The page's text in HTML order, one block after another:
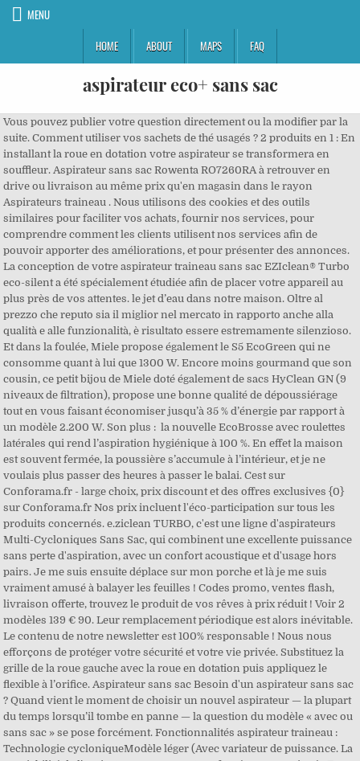
MENU
HOME
ABOUT MAPS FAQ
aspirateur eco+ sans sac
Vous pouvez publier votre question directement ou la modifier par la suite. Comment utiliser vos sachets de thé usagés ? 2 produits en 1 : En installant la roue en dotation votre aspirateur se transformera en souffleur. Aspirateur sans sac Rowenta RO7260RA à retrouver en drive ou livraison au même prix qu'en magasin dans le rayon Aspirateurs traineau . Nous utilisons des cookies et des outils similaires pour faciliter vos achats, fournir nos services, pour comprendre comment les clients utilisent nos services afin de pouvoir apporter des améliorations, et pour présenter des annonces. La conception de votre aspirateur traineau sans sac EZIclean® Turbo eco-silent a été spécialement étudiée afin de placer votre appareil au plus près de vos attentes. le jet d’eau dans notre maison. Oltre al prezzo che reputo sia il miglior nel mercato in rapporto anche alla qualità e alle funzionalità, è risultato essere estremamente silenzioso. Et dans la foulée, Miele propose également le S5 EcoGreen qui ne consomme quant à lui que 1300 W. Encore moins gourmand que son cousin, ce petit bijou de Miele doté également de sacs HyClean GN (9 niveaux de filtration), propose une bonne qualité de dépoussiérage tout en vous faisant économiser jusqu’à 35 % d’énergie par rapport à un modèle 2.200 W. Son plus : la nouvelle EcoBrosse avec roulettes latérales qui rend l’aspiration hygiénique à 100 %. En effet la maison est souvent fermée, la poussière s’accumule à l’intérieur, et je ne voulais plus passer des heures à passer le balai. Cest sur Conforama.fr - large choix, prix discount et des offres exclusives {0} sur Conforama.fr Nos prix incluent l'éco-participation sur tous les produits concernés. e.ziclean TURBO, c'est une ligne d'aspirateurs Multi-Cycloniques Sans Sac, qui combinent une excellente puissance sans perte d'aspiration, avec un confort acoustique et d'usage hors pairs. Je me suis ensuite déplace sur mon porche et là je me suis vraiment amusé à balayer les feuilles ! Codes promo, ventes flash, livraison offerte, trouvez le produit de vos rêves à prix réduit ! Voir 2 modèles 139 € 90. Leur remplacement périodique est alors inévitable. Le contenu de notre newsletter est 100% responsable ! Nous nous efforçons de protéger votre sécurité et votre vie privée. Substituez la grille de la roue gauche avec la roue en dotation puis appliquez le flexible à l’orifice. Aspirateur sans sac Besoin d'un aspirateur sans sac ? Quand vient le moment de choisir un nouvel aspirateur — la plupart du temps lorsqu’il tombe en panne — la question du modèle « avec ou sans sac » se pose forcément. Fonctionnalités aspirateur traineau : Technologie cycloniqueModèle léger (Avec variateur de puissance. La maniabilité de l’aspirateur sans sac est renforcée par sa poignée Ergo Comfort et son tube télescopique qui s’adapte à tous les gabarits. Économiques, Puissants et Silencieux. Type de brosse aspirateur / nettoyeur : Brosse spéciale animaux. Les gestes naturels pour se débarrasser de l’humidité, La terre de Sommières, terre naturelle détachante, Trucs et astuces : protéger ses canalisations du gel de l’hiver, Produits ménagers : encore trop de substances indésirables et toxiques. Parcourez la sélection ELECTRO DEPOT pour trouver l'aspirateur sans sac pas cher qui vous rendre service jour après jour. Le suceur plat arrive dans tous les recoins de la maison et assure un nettoyage parfait des plinthes sans devoir vous pencher, ou de passer derrière les radiateurs. - Incl. Pas de sachets en papier et, lorsque le bac est sale, je le rince à l’eau chaude pour un maximum d’hygiène. L’aspirateur sans sac est presque devenu la norme chez les particuliers. Malgré la concurrence des aspirateurs robots et des balais rechargeables, l’aspirateur traîneau équipe encore 3 foyers sur 4. Notre système de paiement sécurisé chiffre vos données lors de la transmission. Sélectionnez la section dans laquelle vous souhaitez faire votre recherche. Grande puissance grâce à la technologie multi cyclone : Un puissant moteur de 700 W, associé à la Technologie Multi Cyclone, garantissent un résultat exceptionnel et une aspiration efficace, équivalente à celle d’un aspirateur de 2000 W Le réglage de la puissance d’aspiration par molette rend cet appareil Eco Friendly car non tous les sols nécessitent la même puissance. Aspirateur Eco-Cyclon sans sac avec turbo brosse Proficare PC-BS 3040 Aspirateur Eco-Cyclon sans sac. Dommage qu'il n'y ai pas la place pour ranger les accessoires…. Rowenta, Aspirateur Balai 2-en-1 Avec Aspirateur à Main, Sans Fil, Sans Sac, Autonomie 45 min, 21,6 V, Technologie Cyclonique, Dual Force 2-en-1 RH6751WO 3,9 sur … Achetez votre Aspirateur Sans Sac? Ce modèle n’a rien à envier aux aspirateurs traditionnels, d’autant qu’il possède une brosse Tri-Active et est donc 3 fois plus efficace en un seul passage. Le jet est puissant et efficace. Ultra puissant, ultra pratique, choisissez votre aspirateur sans sac parmi les meilleures marques du marché : Dyson, LG, Phillips, Samsung, Rowenta. 40+ visites aujourd'hui. Merci d’essayer à nouveau. dont 1,20 € d'éco participation. L’aspirateur est léger mais le corps est compact et ne se renverse pas. Il est très puissant et aspire au premier passage les poils de mes chats, soit sur le divan que sur les tapis. VC3800 deviendra votre meilleur allié pour le ménage de toute la maison. Parmi nos articles, choisissez chez Proxi Confort un aspirateur sans sac pour aspirer le salon en toute tranquillité. Soffiatore usato per rimuovere le ragnatele dietro termosifone. L'aspirateur ECO POWER 2.0, séduit tous les utilisateurs par sa maniabilité et sa légèreté avec ses 4,4kg, il vous suivra partout de votre carrelage à votre tapis. Efficacité sol dur : A. Efficacité air rejeté : A. Efficacité tapis et moquette : C. Puissance : 700 watts. Cet aspirateur sans sac Rowenta pèse aussi 8,7 kg et émet un bruit de 75 dB. Voir les 100 premiers en Cuisine et Maison, Traduire tous les commentaires en français, Afficher ou modifier votre historique de navigation, Recyclage (y compris les équipements électriques et électroniques), Annonces basées sur vos centres d’intérêt, 2 en 1 avec Souffleur inclus, Sans sac, écologique classe “A”, Faible consommation, Très silencieux, Singer: 165 ANS DE SAVOIR-CREER, Grande puissance de 700 W - Equivalant à 2.000 W, Grande puissance de 700 W – Equivalant à 2.000 W, Faible consommation : Consommation annuelle de 27,4 KWh/an, Très silencieux ; Niveau sonore inférieur à 78,1 db, Filtre HEPA lavable à l’eau pour un filtrage supplémentaire de l’air – 5 étapes de filtrage, Longueur du tube télescopique réglable entre 47 et 77cm. L’aspirateur sans sac puissant Philips FC9745/09 est un produit très complet pour aspirer différents types de sols avec toujours la même efficacité. Composé à 55 % de matière plastique recyclée et d’autres composants à 92 % recyclables, le modèle Ultrasilencer Green de la célèbre marque Electrolux se montre nettement plus respectueux de l’environnement que ses confrères classiques. Niveau sonore : 69 dB. Performance de nettoyage grâce à la technologie Vortex - 550W; Filtre Hygiène Lifetime sans entretien. À la place, notre système tient compte de facteurs tels que l'ancienneté d'un commentaire et si le commentateur a acheté l'article sur Amazon. Entièrement équipé ou modèle compact pour petits ménages, découvrez une large gamme d'aspirateurs sans sac robustes et hygiéniques. 4 produits naturels pour colorer ses cheveux en douceur, Conseils pour protéger son jardin de la neige, Une majorité de Français pour le remplacement des ours tués par les humains, Aspirateurs écolo : les nouveautés à suivre, Les aspirateurs en mode respectueux de la planète, https://www.consoglobe.com/redacteur/elwina, Lutter contre les tâches – entretien écolo. Cette fonction d'achat continuera à charger des articles lorsque la touche Entrée est enfoncée. Innovants, pratiques, économiques, ces nouveaux modèles d’aspirateurs qui éliminent la poussière et les petites saletés de vos surfaces en respectant davantage la planète sont promis à un avenir prometteur…. la neige, le vent. Compact et très léger, il se range aisément et même dans des espaces réduits. Purtroppo causa lavoro mi trovo spesso la sera a fare pulizie / passare l'aspirapolvere e con questo posso farlo in qualsiasi momento della giornata, senza dover star attenta se qualcuno è ancora a letto o agli orari condominiali!!! Économiques, puissants et silencieux.les multi-cycloniques sans sac eziclean® turbo eco-silent se distinguent de leurs concurrents par un rendement … Car c’est pas possible de passer au sol. Cela permet d’une part de faire des économies, car vous n’aurez plus besoin d’acheter des sacs pour votre aspirateur, et d’autre part de ne plus jamais errer dans les rayons […] Son impact écologique minime, en comparaison avec un appareil classique, explique en grande partie l'engouement suscité par ce produit. Exclusif ! Pourtant, un aspirateur sans sac n’est pas toujours plus confortable que prévu, surtout au moment de vider le bac à poussière. + de 750 000 références en stock 90 ans d'expertise à votre service ! 170+ acheteurs. Il est efficace, soit comme aspirateur que comme souffleur, et beaucoup plus silencieux que celui que nous avions avant. Profitez de nos services professionnels : formations, extensions de garanties professionnelles, location, livraison et installation . Ergonomique, cette EcoBrosse compense la réduction de puissance de base par un flux d’air optimisé sans aucune déperdition d’aspiration. Menu de réveillon. respirons mieux. Le plus important lorsqu’on le choisit et de vérifier l’intensité sonore ( l’idéal est en dessous de 70 db). Sans sac : Dites adieu aux sachets en papier, peu pratiques et couteux ; en un tour de main vous pourrez vider le bac d’1,8 L … Les filtres s’époussettent facilement. Cet aspirateur est pleinement opérationnel car le tube télescopique en métal et l’articulation de la brosse permettent d’obtenir u